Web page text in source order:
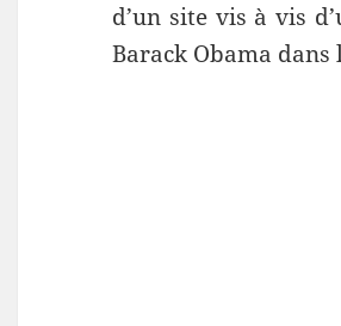
d’un site vis à vis
Barack Obama dans